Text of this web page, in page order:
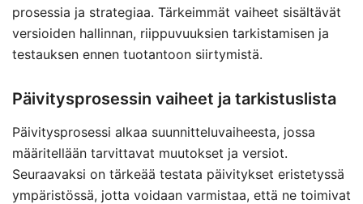
prosessia ja strategiaa. Tärkeimmät vaiheet sisältävät
versioiden hallinnan, riippuvuuksien tarkistamisen ja
testauksen ennen tuotantoon siirtymistä.
Päivitysprosessin vaiheet ja tarkistuslista
Päivitysprosessi alkaa suunnitteluvaiheesta, jossa
määritellään tarvittavat muutokset ja versiot.
Seuraavaksi on tärkeää testata päivitykset eristetyssä
ympäristössä, jotta voidaan varmistaa, että ne toimivat